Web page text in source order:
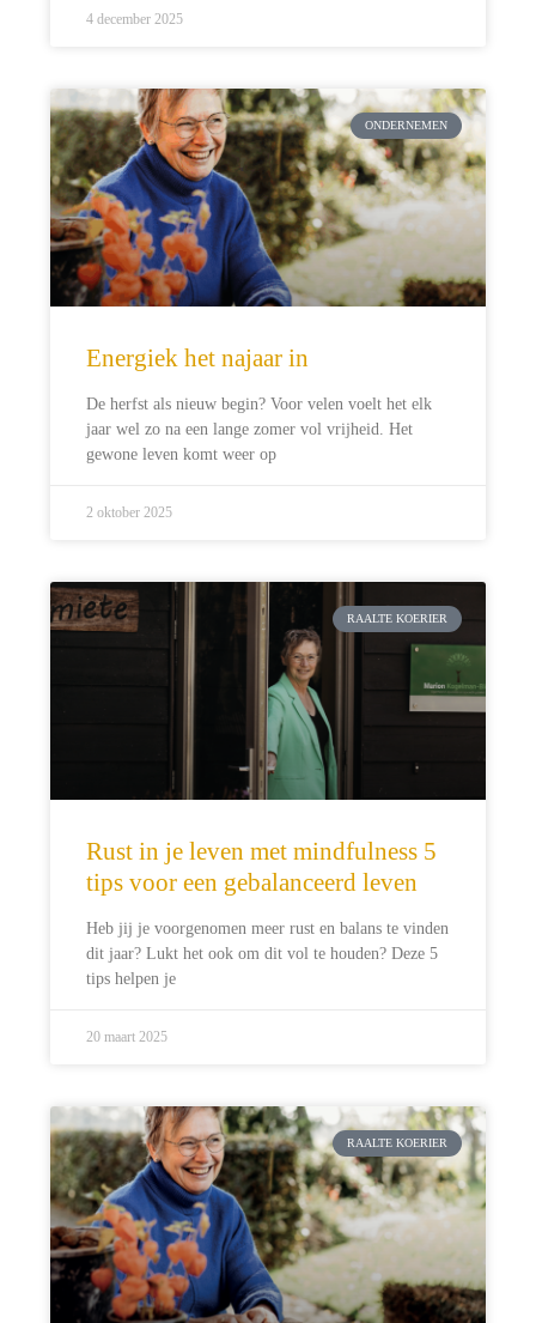
4 december 2025
ONDERNEMEN
Energiek het najaar in
De herfst als nieuw begin? Voor velen voelt het elk
jaar wel zo na een lange zomer vol vrijheid. Het
gewone leven komt weer op
2 oktober 2025
RAALTE KOERIER
Rust in je leven met mindfulness 5
tips voor een gebalanceerd leven
Heb jij je voorgenomen meer rust en balans te vinden
dit jaar? Lukt het ook om dit vol te houden? Deze 5
tips helpen je
20 maart 2025
RAALTE KOERIER